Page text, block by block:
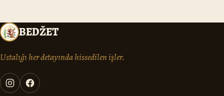
BEDŽET
Ustalığı her detayında hissedilen işler.